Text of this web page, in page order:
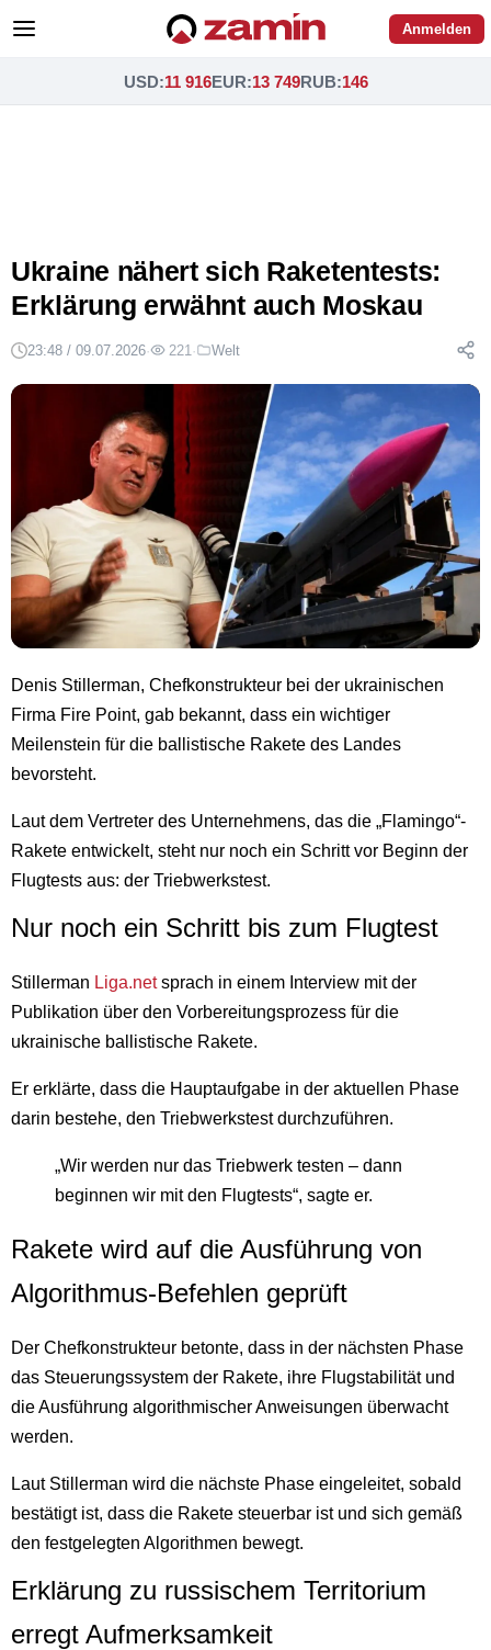
Anmelden
USD:11 916EUR:13 749RUB:146
Ukraine nähert sich Raketentests:
Erklärung erwähnt auch Moskau
23:48 / 09.07.2026· 221 · Welt
Denis Stillerman, Chefkonstrukteur bei der ukrainischen
Firma Fire Point, gab bekannt, dass ein wichtiger
Meilenstein für die ballistische Rakete des Landes
bevorsteht.
Laut dem Vertreter des Unternehmens, das die „Flamingo“-
Rakete entwickelt, steht nur noch ein Schritt vor Beginn der
Flugtests aus: der Triebwerkstest.
Nur noch ein Schritt bis zum Flugtest
Stillerman Liga.netsprach in einem Interview mit der
Publikation über den Vorbereitungsprozess für die
ukrainische ballistische Rakete.
Er erklärte, dass die Hauptaufgabe in der aktuellen Phase
darin bestehe, den Triebwerkstest durchzuführen.
„Wir werden nur das Triebwerk testen – dann
beginnen wir mit den Flugtests“, sagte er.
Rakete wird auf die Ausführung von
Algorithmus-Befehlen geprüft
Der Chefkonstrukteur betonte, dass in der nächsten Phase
das Steuerungssystem der Rakete, ihre Flugstabilität und
die Ausführung algorithmischer Anweisungen überwacht
werden.
Laut Stillerman wird die nächste Phase eingeleitet, sobald
bestätigt ist, dass die Rakete steuerbar ist und sich gemäß
den festgelegten Algorithmen bewegt.
Erklärung zu russischem Territorium
erregt Aufmerksamkeit